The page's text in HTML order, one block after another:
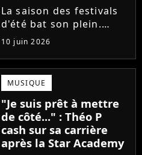
La saison des festivals
d'été bat son plein.
Avant sa venue à
Solidays ou aux
Francofolies, cette
chanteuse phare de la
pop francophone fait
une annonce de taille :
une fois sa tournée...
10 juin 2026
MUSIQUE
"Je suis prêt à mettre
de côté..." : Théo P
cash sur sa carrière
après la Star Academy